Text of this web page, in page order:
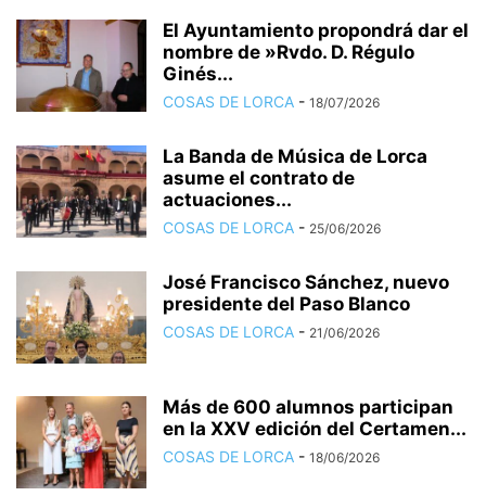
El Ayuntamiento propondrá dar el
nombre de »Rvdo. D. Régulo
Ginés...
COSAS DE LORCA - 18/07/2026
La Banda de Música de Lorca
asume el contrato de
actuaciones...
COSAS DE LORCA - 25/06/2026
José Francisco Sánchez, nuevo
presidente del Paso Blanco
COSAS DE LORCA - 21/06/2026
Más de 600 alumnos participan
en la XXV edición del Certamen...
COSAS DE LORCA - 18/06/2026